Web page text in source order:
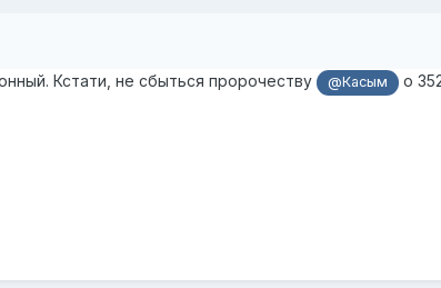
Кстати, не сбыться пророчеству @Касым о